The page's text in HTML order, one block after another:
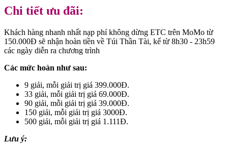
Chi tiết ưu đãi:
Khách hàng nhanh nhất nạp phí không dừng ETC trên MoMo từ
150.000Đ sẽ nhận hoàn tiền về Túi Thần Tài, kể từ 8h30 - 23h59
các ngày diễn ra chương trình
Các mức hoàn như sau:
9 giải, mỗi giải trị giá 399.000Đ.
33 giải, mỗi giải trị giá 69.000Đ.
90 giải, mỗi giải trị giá 39.000Đ.
150 giải, mỗi giải trị giá 3000Đ.
500 giải, mỗi giải trị giá 1.111Đ.
Lưu ý: